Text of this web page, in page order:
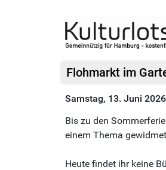
Flohmarkt im
Samstag, 13. Juni 2026
Bis zu den
einem Thema
Heute findet ihr keine